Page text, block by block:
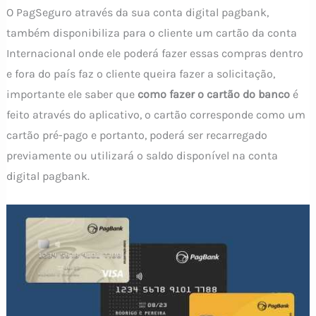
O PagSeguro através da sua conta digital pagbank,
também disponibiliza para o cliente um cartão da conta
Internacional onde ele poderá fazer essas compras dentro
e fora do país faz o cliente queira fazer a solicitação,
importante ele saber que como fazer o cartão do bancoé
feito através do aplicativo, o cartão corresponde como um
cartão pré-pago e portanto, poderá ser recarregado
previamente ou utilizará o saldo disponível na conta
digital pagbank.